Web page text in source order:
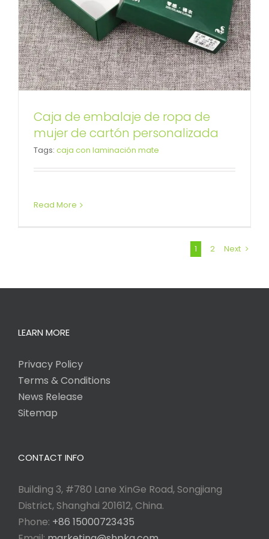
Caja de embalaje de ropa de
mujer de cartón personalizada
Tags: caja con laminación mate
Read More
1 2 Next
LEARN MORE
Privacy Policy
Terms & Conditions
News Release
Sitemap
CONTACT INFO
Building 3, #780 Lane XinGe Road, Songjiang
District, Shanghai 201612, China.
Phone: +86 15000723435